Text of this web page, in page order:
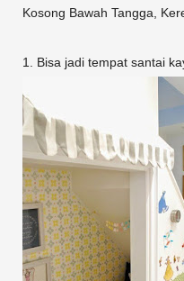
Kosong Bawah Tangga,
1. Bisa jadi tempat santai